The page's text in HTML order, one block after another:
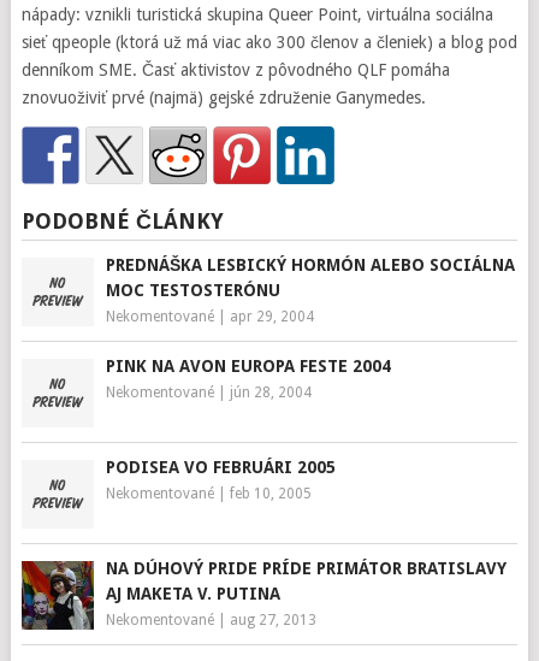
nápady: vznikli turistická skupina Queer Point, virtuálna sociálna
sieť qpeople (ktorá už má viac ako 300 členov a členiek) a blog pod
denníkom SME. Časť aktivistov z pôvodného QLF pomáha
znovuoživiť prvé (najmä) gejské združenie Ganymedes.
PODOBNÉ ČLÁNKY
PREDNÁŠKA LESBICKÝ HORMÓN ALEBO SOCIÁLNA
MOC TESTOSTERÓNU
Nekomentované| apr 29, 2004
PINK NA AVON EUROPA FESTE 2004
Nekomentované| jún 28, 2004
PODISEA VO FEBRUÁRI 2005
Nekomentované| feb 10, 2005
NA DÚHOVÝ PRIDE PRÍDE PRIMÁTOR BRATISLAVY
AJ MAKETA V. PUTINA
Nekomentované| aug 27, 2013